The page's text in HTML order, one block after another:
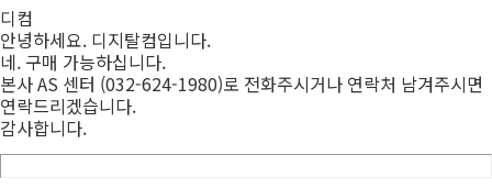
디컴
안녕하세요. 디지탈컴입니다.
네. 구매 가능하십니다.
본사 AS 센터 (032-624-1980)로 전화주시거나 연락처 남겨주시면
연락드리겠습니다.
감사합니다.